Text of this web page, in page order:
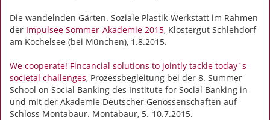
Die wandelnden Gärten. Soziale Plastik-Werkstatt im Rahmen
der Impulsee Sommer-Akademie 2015, Klostergut Schlehdorf
am Kochelsee (bei München), 1.8.2015.
We cooperate! Fincancial solutions to jointly tackle today´s
societal challenges, Prozessbegleitung bei der 8. Summer
School on Social Banking des Institute for Social Banking in
und mit der Akademie Deutscher Genossenschaften auf
Schloss Montabaur. Montabaur, 5.-10.7.2015.